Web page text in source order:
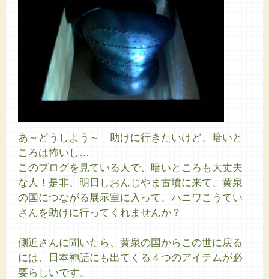
あ～どうしよう～ 助けに行きたいけど、暗いと
ころは怖いし…
このブログを見ている人で、暗いところも大丈夫
な人！是非、明日しおんじやま古墳に来て、黄泉
の国につながる展示室に入って、ハニワこうてい
さんを助けに行ってくれませんか？
側近さんに聞いたら、黄泉の国からこの世に戻る
には、日本神話にも出てくる４つのアイテムが必
要らしいです。